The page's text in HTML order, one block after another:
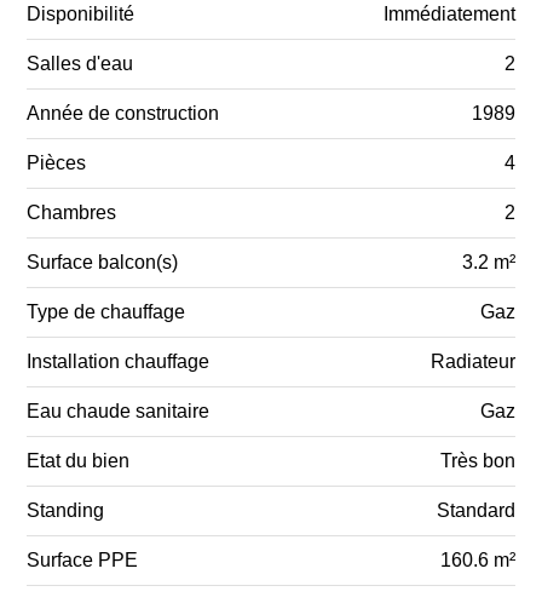
Disponibilité Immédiatement
Salles d'eau 2
Année de construction 1989
Pièces 4
Chambres 2
Surface balcon(s) 3.2 m²
Type de chauffage Gaz
Installation chauffage Radiateur
Eau chaude sanitaire Gaz
Etat du bien Très bon
Standing Standard
Surface PPE 160.6 m²